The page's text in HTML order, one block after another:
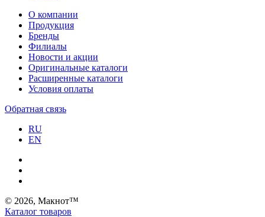
О компании
Продукция
Бренды
Филиалы
Новости и акции
Оригинальные каталоги
Расширенные каталоги
Условия оплаты
Обратная связь
RU
EN
© 2026, Макнот™
Каталог товаров